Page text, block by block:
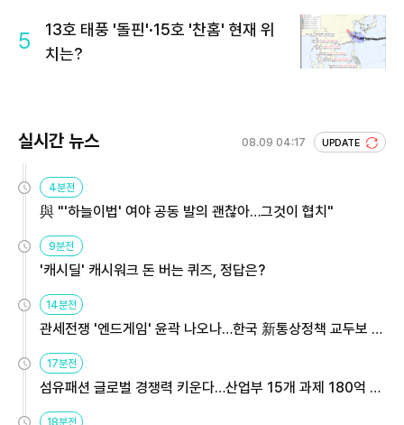
5
13호 태풍 '돌핀'·15호 '찬홈' 현재 위
치는?
실시간 뉴스 08.09 04:17 UPDATE
4분전
與 "'하늘이법' 여야 공동 발의 괜찮아…그것이 협치"
9분전
'캐시딜' 캐시워크 돈 버는 퀴즈, 정답은?
14분전
관세전쟁 '엔드게임' 윤곽 나오나…한국 新통상정책 교두보 활
17분전
섬유패션 글로벌 경쟁력 키운다…산업부 15개 과제 180억 지
18분전